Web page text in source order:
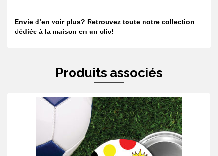
Envie d’en voir plus? Retrouvez toute notre collection
dédiée à la maison en un clic!
Produits associés